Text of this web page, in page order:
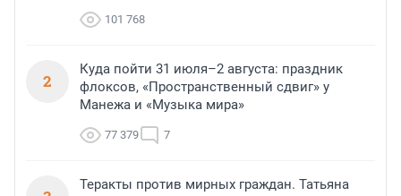
101 768
2
Куда пойти 31 июля–2 августа: праздник
флоксов, «Пространственный сдвиг» у
Манежа и «Музыка мира»
77 379 7
Теракты против мирных граждан. Татьяна